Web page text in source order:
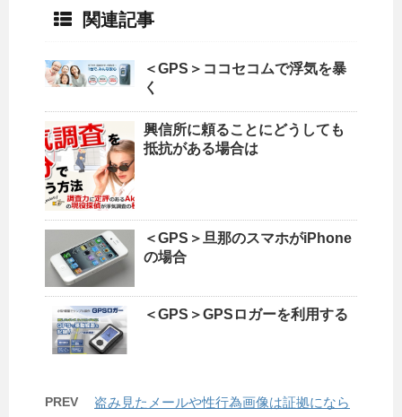
関連記事
＜GPS＞ココセコムで浮気を暴
く
興信所に頼ることにどうしても
抵抗がある場合は
＜GPS＞旦那のスマホがiPhone
の場合
＜GPS＞GPSロガーを利用する
PREV
盗み見たメールや性行為画像は証拠になら